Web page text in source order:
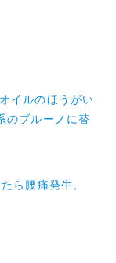
イルのほうがい
のブルーノに替
ら腰痛発生、